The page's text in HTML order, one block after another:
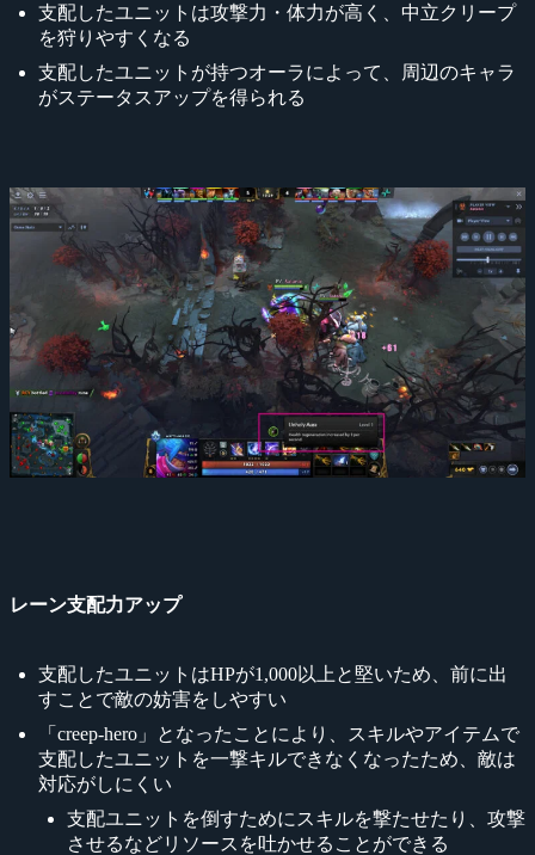
支配したユニットは攻撃力・体力が高く、中立クリープ
を狩りやすくなる
支配したユニットが持つオーラによって、周辺のキャラ
がステータスアップを得られる
レーン支配力アップ
支配したユニットはHPが1,000以上と堅いため、前に出
すことで敵の妨害をしやすい
「creep-hero」となったことにより、スキルやアイテムで
支配したユニットを一撃キルできなくなったため、敵は
対応がしにくい
支配ユニットを倒すためにスキルを撃たせたり、攻撃
させるなどリソースを吐かせることができる